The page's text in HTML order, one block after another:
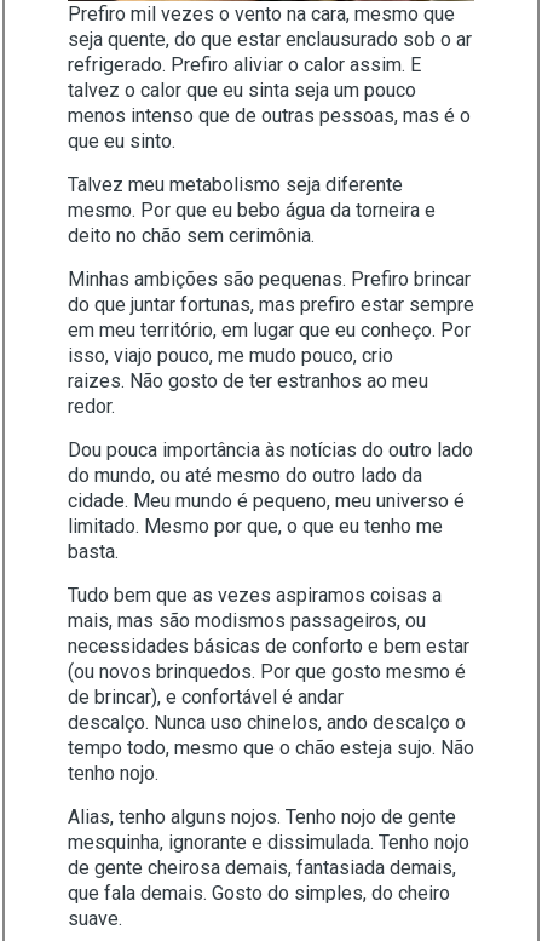
Prefiro mil vezes o vento na cara, mesmo que
seja quente, do que estar enclausurado sob o ar
refrigerado. Prefiro aliviar o calor assim. E
talvez o calor que eu sinta seja um pouco
menos intenso que de outras pessoas, mas é o
que eu sinto.
Talvez meu metabolismo seja diferente
mesmo. Por que eu bebo água da torneira e
deito no chão sem cerimônia.
Minhas ambições são pequenas. Prefiro brincar
do que juntar fortunas, mas prefiro estar sempre
em meu território, em lugar que eu conheço. Por
isso, viajo pouco, me mudo pouco, crio
raizes. Não gosto de ter estranhos ao meu
redor.
Dou pouca importância às notícias do outro lado
do mundo, ou até mesmo do outro lado da
cidade. Meu mundo é pequeno, meu universo é
limitado. Mesmo por que, o que eu tenho me
basta.
Tudo bem que as vezes aspiramos coisas a
mais, mas são modismos passageiros, ou
necessidades básicas de conforto e bem estar
(ou novos brinquedos. Por que gosto mesmo é
de brincar), e confortável é andar
descalço. Nunca uso chinelos, ando descalço o
tempo todo, mesmo que o chão esteja sujo. Não
tenho nojo.
Alias, tenho alguns nojos. Tenho nojo de gente
mesquinha, ignorante e dissimulada. Tenho nojo
de gente cheirosa demais, fantasiada demais,
que fala demais. Gosto do simples, do cheiro
suave.